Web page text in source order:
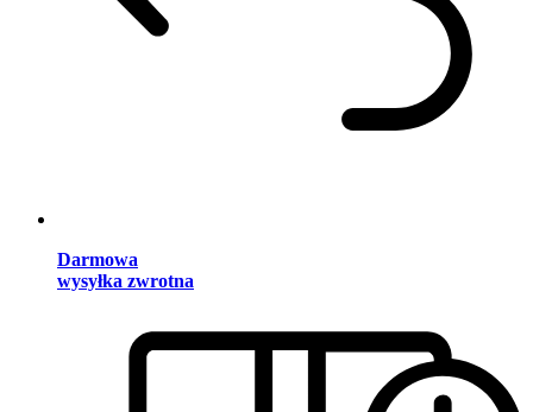
Darmowa
wysyłka zwrotna